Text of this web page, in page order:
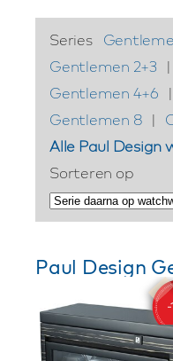
Series
Gentlemen 2+3
|
Gentlemen 4+6
|
Gentlemen 8 |
Alle Paul Design
Sorteren op
Paul Design